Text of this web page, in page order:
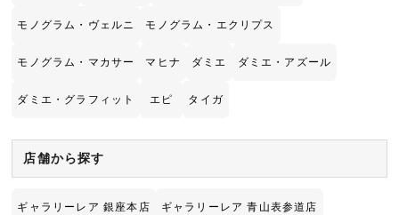
モノグラム・ヴェルニ モノグラム・エクリプス
モノグラム・マカサー マヒナ ダミエ ダミエ・アズール
ダミエ・グラフィット エピ タイガ
店舗から探す
ギャラリーレア 銀座本店 ギャラリーレア 青山表参道店